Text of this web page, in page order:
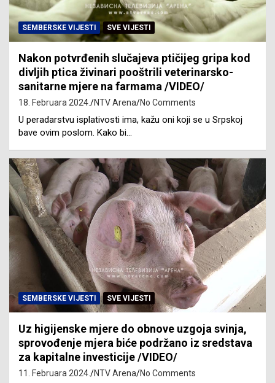
SEMBERSKE VIJESTI SVE VIJESTI
Nakon potvrđenih slučajeva ptičijeg gripa kod
divljih ptica živinari pooštrili veterinarsko-
sanitarne mjere na farmama /VIDEO/
18. Februara 2024. NTV Arena No Comments
U peradarstvu isplativosti ima, kažu oni koji se u Srpskoj
bave ovim poslom. Kako bi…
SEMBERSKE VIJESTI SVE VIJESTI
Uz higijenske mjere do obnove uzgoja svinja,
sprovođenje mjera biće podržano iz sredstava
za kapitalne investicije /VIDEO/
11. Februara 2024. NTV Arena No Comments